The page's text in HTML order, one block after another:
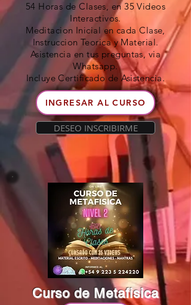
54 Horas de Clases, en 35 Videos
Interactivos.
Meditacion Inicial en cada Clase,
Instruccion Teorica y Material.
Asistencia en tus preguntas, via
Whatsapp.
Incluye Certificado de Asistencia.
INGRESAR AL CURSO
DESEO INSCRIBIRME
Curso de Metafisica